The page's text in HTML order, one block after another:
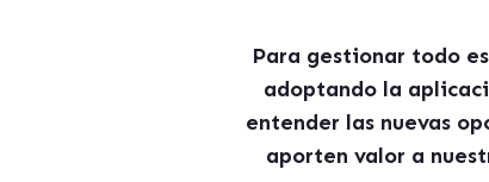
Para gestionar todo
adoptando la
entender las nuevas
aporten valor a